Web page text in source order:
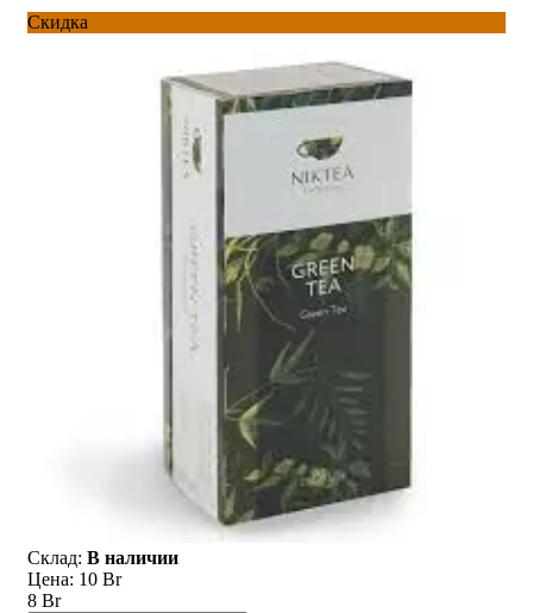
Скидка
Склад: В наличии
Цена: 10 Br
8 Br